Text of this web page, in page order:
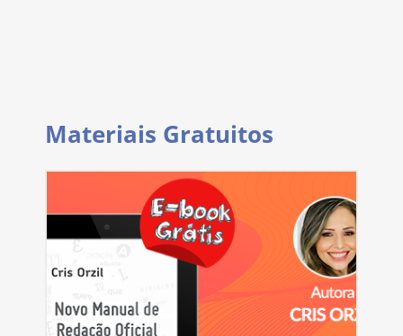
Materiais Gratuitos